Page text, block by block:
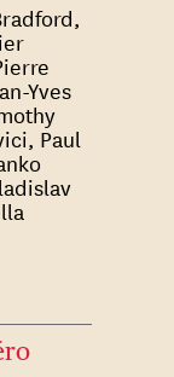
Yves
Paul